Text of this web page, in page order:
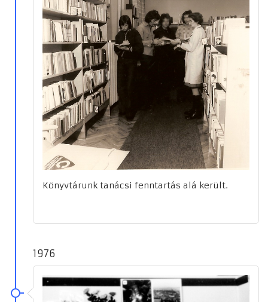
Könyvtárunk tanácsi fenntartás alá került.
1976